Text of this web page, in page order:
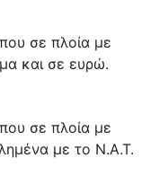
σε πλοία με
και σε ευρώ.
σε πλοία με
με το Ν.Α.Τ.